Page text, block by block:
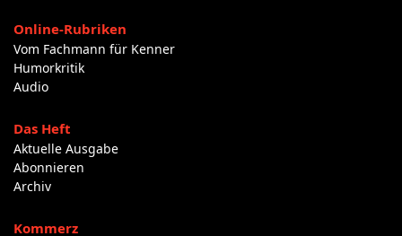
Online-Rubriken
Vom Fachmann für Kenner
Humorkritik
Audio
Das Heft
Aktuelle Ausgabe
Abonnieren
Archiv
Kommerz